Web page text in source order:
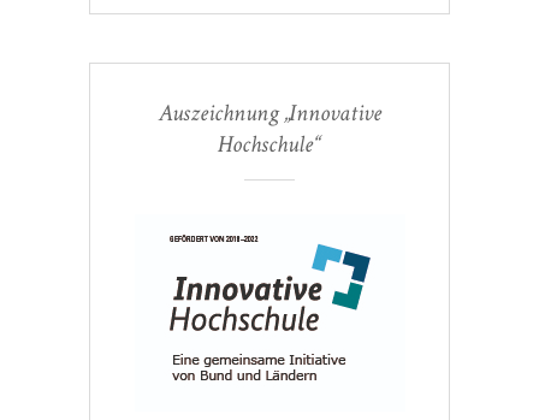
Auszeichnung „Innovative
Hochschule“